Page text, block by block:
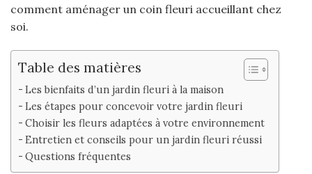
comment aménager un coin fleuri accueillant chez
soi.
Table des matières
Les bienfaits d’un jardin fleuri à la maison
Les étapes pour concevoir votre jardin fleuri
Choisir les fleurs adaptées à votre environnement
Entretien et conseils pour un jardin fleuri réussi
Questions fréquentes